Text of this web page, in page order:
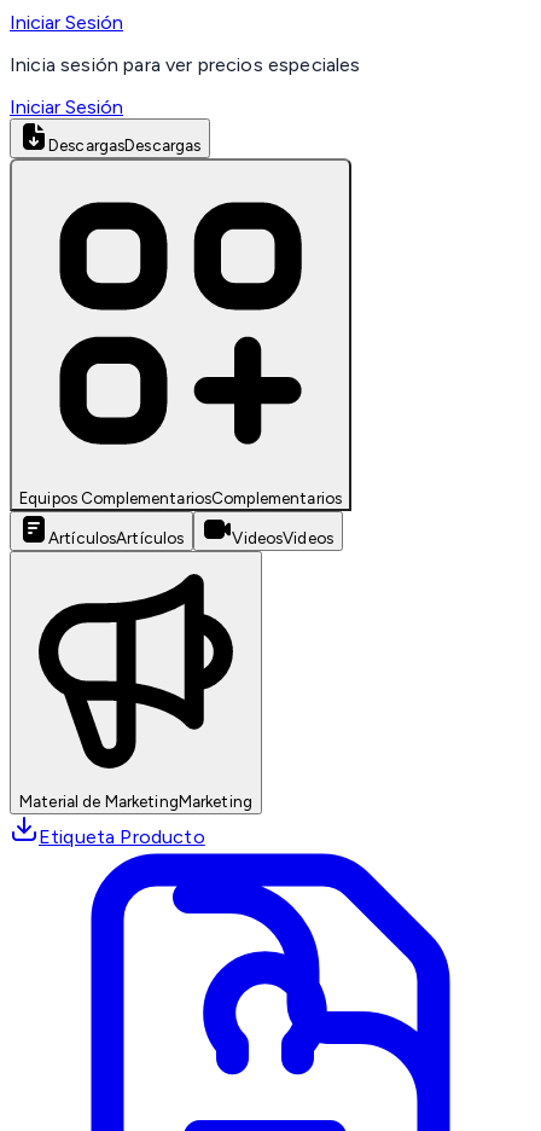
Iniciar Sesión
Inicia sesión para ver precios especiales
Iniciar Sesión
DescargasDescargas
Equipos ComplementariosComplementarios
ArtículosArtículos VideosVideos
Material de MarketingMarketing
Etiqueta Producto